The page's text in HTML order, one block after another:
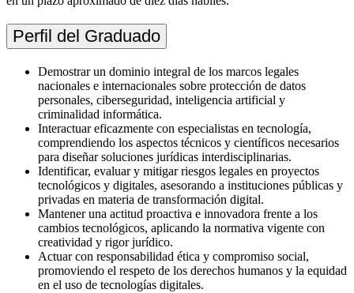
Perfil del Graduado
Demostrarun dominio integral de los marcos legales
nacionales e internacionales sobre protección de datos
personales, ciberseguridad, inteligencia artificial y
criminalidad informática.
Interactuar eficazmente con especialistas en tecnología,
comprendiendo los aspectos técnicos y científicos necesarios
para diseñar soluciones jurídicas interdisciplinarias.
Identificar, evaluary mitigar riesgos legales en proyectos
tecnológicos y digitales, asesorando a instituciones públicas y
privadas en materia de transformación digital.
Mantener una actitud proactiva e innovadora frente a los
cambios tecnológicos, aplicando la normativa vigente con
creatividad y rigorjurídico.
Actuarcon responsabilidad ética y compromiso social,
promoviendo el respeto de los derechos humanos y la equidad
en el uso de tecnologías digitales.